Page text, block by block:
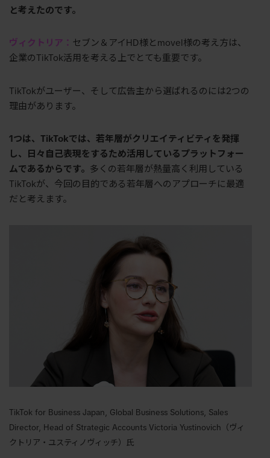
と考えたのです。
ヴィクトリア： セブン＆アイHD様とmovel様の考え方は、
企業のTikTok活用を考える上でとても重要です。
TikTokがユーザー、そして広告主から選ばれるのには2つの
理由があります。
1 つは、 TikTokでは、若年層がクリエイティビティを発揮
し、日々自己表現をするため活用しているプラットフォー
ムであるからです。 多くの若年層が熱量高く利用している
TikTokが、今回の目的である若年層へのアプローチに最適
だと考えます。
TikTok for Business Japan, Global Business Solutions, Sales
Director, Head of Strategic Accounts Victoria Yustinovich（ヴィ
クトリア・ユスティノヴィッチ）氏